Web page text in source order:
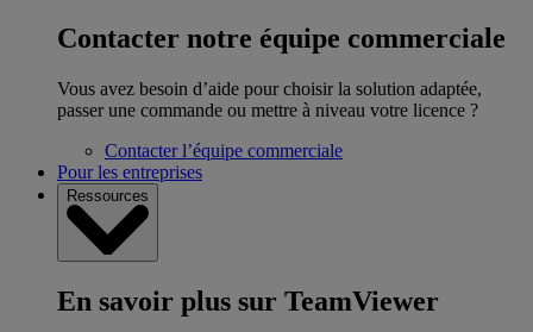
Contacter notre équipe commerciale
Vous avez besoin d’aide pour choisir la solution adaptée,
passer une commande ou mettre à niveau votre licence ?
Contacter l’équipe commerciale
Pour les entreprises
Ressources
En savoir plus sur TeamViewer